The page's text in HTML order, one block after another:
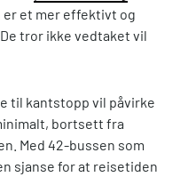
er et mer effektivt og
tror ikke vedtaket vil
til kantstopp vil påvirke
bortsett fra
Med 42-bussen som
sjanse for at reisetiden